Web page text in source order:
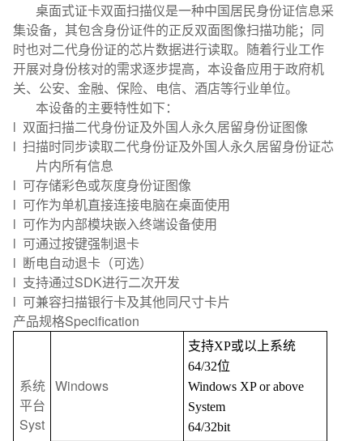
桌面式证卡双面扫描仪是一种中国居民身份证信息采
集设备，其包含身份证件的正反双面图像扫描功能；同
时也对二代身份证的芯片数据进行读取。随着行业工作
开展对身份核对的需求逐步提高，本设备应用于政府机
关、公安、金融、保险、电信、酒店等行业单位。
本设备的主要特性如下：
l 双面扫描二代身份证及外国人永久居留身份证图像
l 扫描时同步读取二代身份证及外国人永久居留身份证芯
片内所有信息
l 可存储彩色或灰度身份证图像
l 可作为单机直接连接电脑在桌面使用
l 可作为内部模块嵌入终端设备使用
l 可通过按键强制退卡
l 断电自动退卡（可选）
l 支持通过SDK进行二次开发
l 可兼容扫描银行卡及其他同尺寸卡片
产品规格Specification
系统
平台
Syst
Windows
支持XP或以上系统
64/32位
Windows XP or above
System
64/32bit